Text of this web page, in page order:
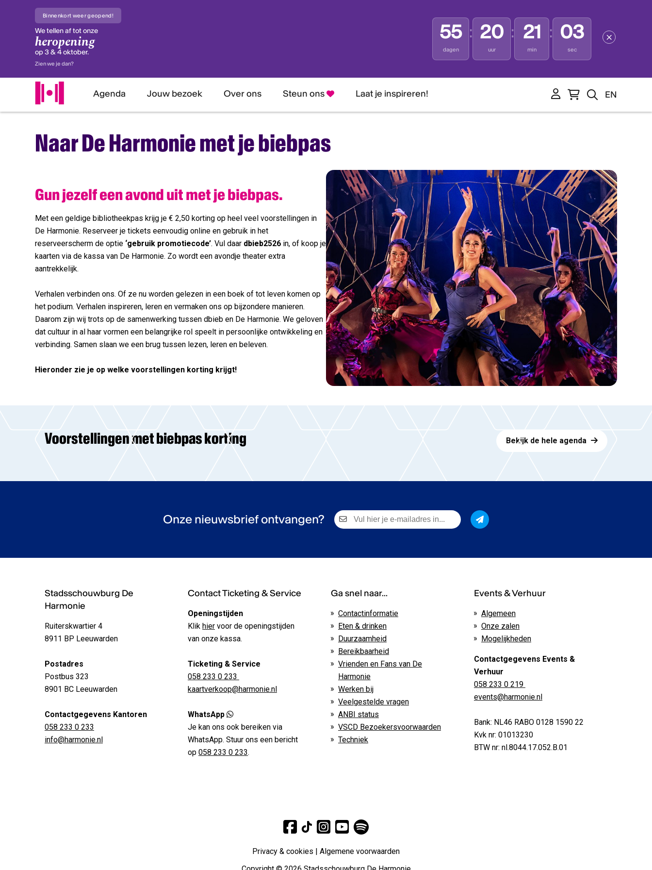
Binnenkort weer geopend!
We tellen af tot onze
heropening
op 3 & 4 oktober.
Zien we je dan?
55
dagen
: 20
uur
: 21
min
: 03
sec
Agenda Jouw bezoek Over ons Steun ons Laat je inspireren! EN
Naar De Harmonie met je biebpas
Gun jezelf een avond uit met je biebpas.
Met een geldige bibliotheekpas krijg je € 2,50 korting op heel veel voorstellingen in
De Harmonie. Reserveer je tickets eenvoudig online en gebruik in het
reserveerscherm de optie ‘gebruik promotiecode’. Vul daar dbieb2526 in, of koop je
kaarten via de kassa van De Harmonie. Zo wordt een avondje theater extra
aantrekkelijk.
Verhalen verbinden ons. Of ze nu worden gelezen in een boek of tot leven komen op
het podium. Verhalen inspireren, leren en vermaken ons op bijzondere manieren.
Daarom zijn wij trots op de samenwerking tussen dbieb en De Harmonie. We geloven
dat cultuur in al haar vormen een belangrijke rol speelt in persoonlijke ontwikkeling en
verbinding. Samen slaan we een brug tussen lezen, leren en beleven.
Hieronder zie je op welke voorstellingen korting krijgt!
Voorstellingen met biebpas korting Bekijk de hele agenda
Onze nieuwsbrief ontvangen?
Stadsschouwburg De
Harmonie
Ruiterskwartier 4
8911 BP Leeuwarden
Postadres
Postbus 323
8901 BC Leeuwarden
Contactgegevens Kantoren
058 233 0 233
info@harmonie.nl
Contact Ticketing & Service
Openingstijden
Klik hiervoor de openingstijden
van onze kassa.
Ticketing & Service
058 233 0 233
kaartverkoop@harmonie.nl
WhatsApp
Je kan ons ook bereiken via
WhatsApp. Stuur ons een bericht
op 058 233 0 233.
Ga snel naar...
Contactinformatie
Eten & drinken
Duurzaamheid
Bereikbaarheid
Vrienden en Fans van De
Harmonie
Werken bij
Veelgestelde vragen
ANBI status
VSCD Bezoekersvoorwaarden
Techniek
Events & Verhuur
Algemeen
Onze zalen
Mogelijkheden
Contactgegevens Events &
Verhuur
058 233 0 219
events@harmonie.nl
Bank: NL46 RABO 0128 1590 22
Kvk nr: 01013230
BTW nr: nl.8044.17.052.B.01
Privacy & cookies | Algemene voorwaarden